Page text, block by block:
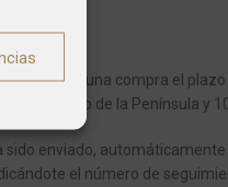
se realiza una compra el
dentro de la Península y
sido enviado,
el número de